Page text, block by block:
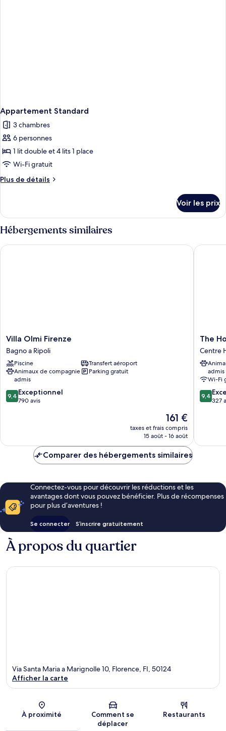
Appartement Standard
3 chambres
6 personnes
1 lit double et 4 lits 1 place
Wi-Fi gratuit
Plus de détails
Plus
le
type
de
Appartement
Voir les prix
Hébergements similaires
Villa
Olmi
Firenze
Bagno
a
Ripoli
Villa Olmi Firenze
Bagno a Ripoli
Piscine
Transfert aéroport
Animaux de compagnie
admis
Parking gratuit
9.4
sur
9,4 Exceptionnel
790 avis
Le
nouveau
prix
de
161 €
taxes et frais compris
15 août - 16 août
Villa Olmi Firenze
The
Hoxton,
Florence
Centre
de
Florence
The
Centre
admis
Wi-Fi
9.4
sur
9,4
327
The
Comparer des hébergements similaires
Connectez-vous pour découvrir les réductions et les
avantages dont vous pouvez bénéficier. Plus de récompenses
pour plus d’aventures !
Se connecter S’inscrire gratuitement
À propos du quartier
Carte
Via Santa Maria a Marignolle 10, Florence, FI, 50124
Afficher la carte
À proximité
Comment se
déplacer
Restaurants